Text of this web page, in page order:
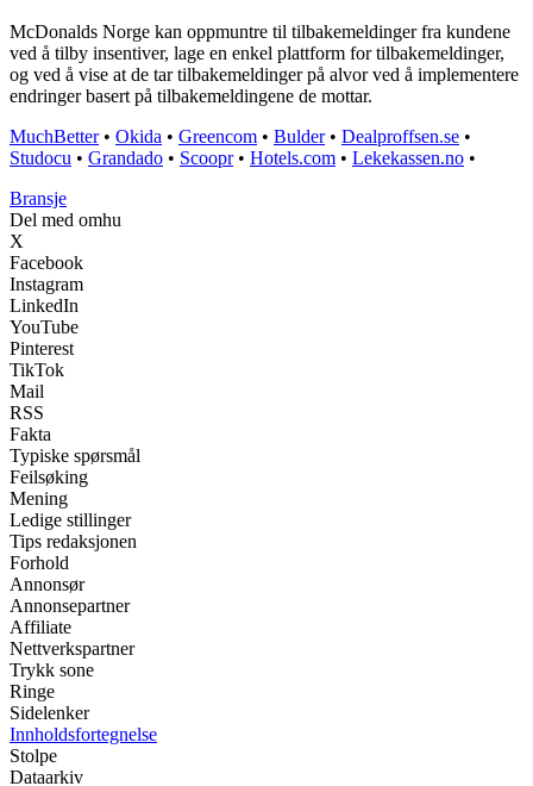
McDonalds Norge kan oppmuntre til tilbakemeldinger fra kundene
ved å tilby insentiver, lage en enkel plattform for tilbakemeldinger,
og ved å vise at de tar tilbakemeldinger på alvor ved å implementere
endringer basert på tilbakemeldingene de mottar.
MuchBetter• Okida • Greencom • Bulder• Dealproffsen.se •
Studocu • Grandado • Scoopr• Hotels.com • Lekekassen.no •
Bransje
Del med omhu
X
Facebook
Instagram
LinkedIn
YouTube
Pinterest
TikTok
Mail
RSS
Fakta
Typiske spørsmål
Feilsøking
Mening
Ledige stillinger
Tips redaksjonen
Forhold
Annonsør
Annonsepartner
Affiliate
Nettverkspartner
Trykk sone
Ringe
Sidelenker
Innholdsfortegnelse
Stolpe
Dataarkiv